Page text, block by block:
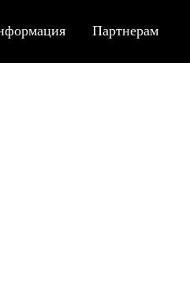
Партнерам